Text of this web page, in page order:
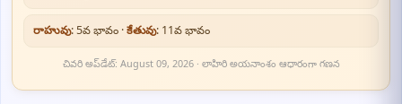
రాహువు: 5వ భావం ·కేతువు: 11వ భావం
చివరి అప్‌డేట్: August 09, 2026 · లాహిరి అయనాంశం ఆధారంగా గణన